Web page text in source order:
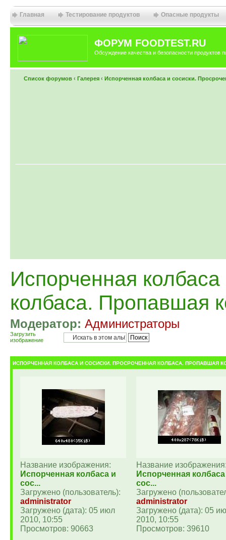
Главная Тестирование продуктов Опасные продукты
ФОРУМ FOODTEST.RU
Обсуждение качества и безопасности продуктов
Список форумов ‹ Галерея ‹ Испорченная колбаса и сосиски.
Испорченная
колбаса. Пропавшая
Модератор: Администраторы
Загрузить
изображение
ИСПОРЧЕННАЯ КОЛБАСА И СОСИСКИ. ПРОСРОЧЕННАЯ КОЛБАСА. ПРОПАВШАЯ
Название изображения:
Испорченная колбаса и
сос...
Загружено (пользователь):
administrator
Загружено (дата): 05 июл
2010, 10:55
Просмотров: 90663
Название
Испорченная
сос...
Загружено
administrator
Загружено (дата): 05
2010, 10:55
Просмотров: 39610